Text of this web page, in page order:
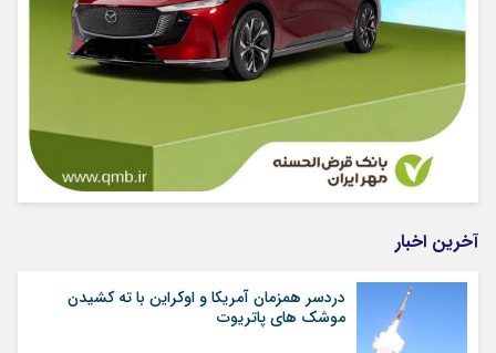
آخرین اخبار
دردسر همزمان آمریکا و اوکراین با ته کشیدن
موشک های پاتریوت